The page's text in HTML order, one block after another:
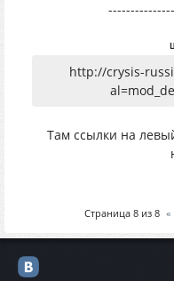
http://crysis-
Там ссылки на
Страница 8из 8 «